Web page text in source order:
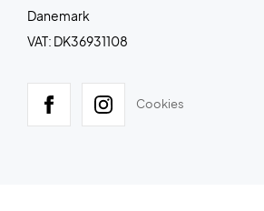
Danemark
VAT: DK36931108
Cookies